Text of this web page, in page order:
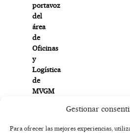
Gestionar
Para ofrecer las mejores experiencias,
portavoz
del
área
de
Oficinas
y
Logística
de
MVGM